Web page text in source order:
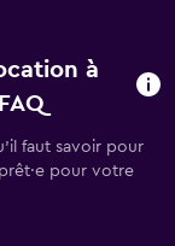
à
faut savoir pour
pour votre